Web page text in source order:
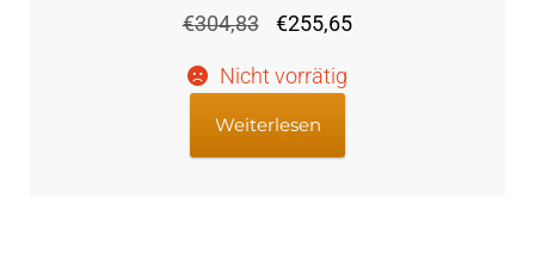
€304,83
Ursprünglicher
war:
€304,83
€255,65Aktueller
Nicht vorrätig
Weiterlesen